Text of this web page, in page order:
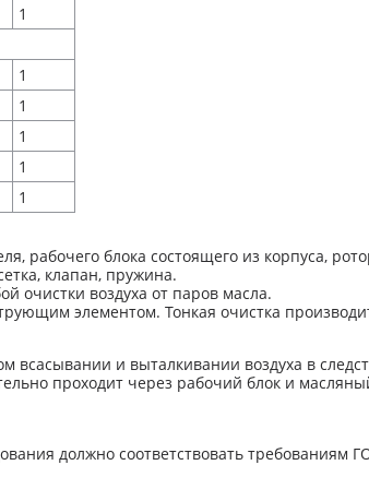
1
1
1
1
1
1
рабочего блока состоящего из корпуса,
клапан, пружина.
очистки воздуха от паров масла.
элементом. Тонкая очистка
всасывании и выталкивании воздуха в
проходит через рабочий блок и
должно соответствовать требованиям